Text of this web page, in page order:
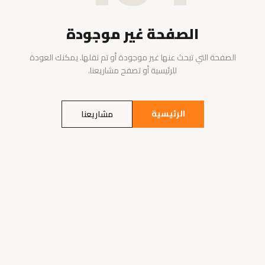
الصفحة غير موجودة
الصفحة التي تبحث عنها غير موجودة أو تم نقلها. يمكنك العودة
للرئيسية أو تصفح مشاريعنا.
الرئيسية مشاريعنا